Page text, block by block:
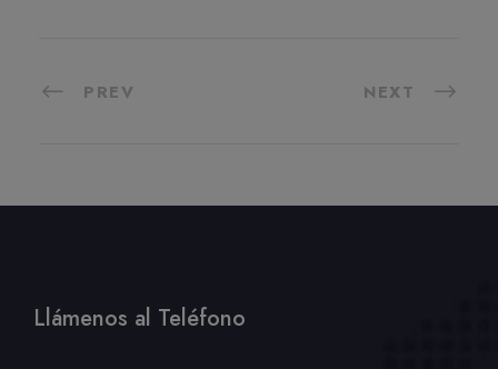
PREV NEXT
Llámenos al Teléfono